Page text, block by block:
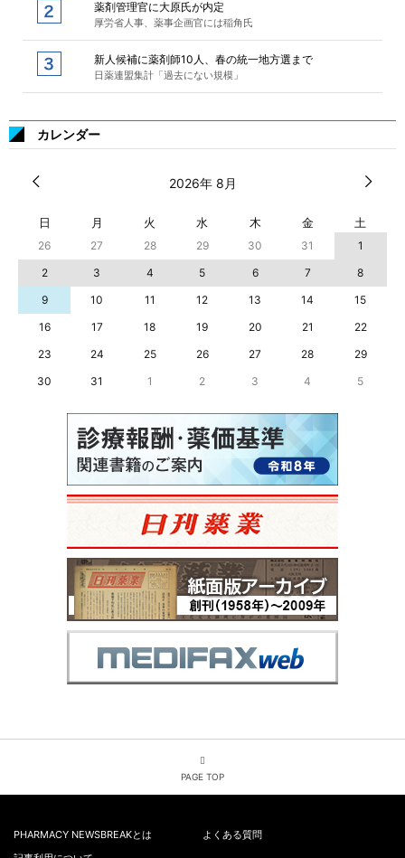
薬剤管理官に大原氏が内定
厚労省人事、薬事企画官には稲角氏
新人候補に薬剤師10人、春の統一地方選まで
日薬連盟集計「過去にない規模」
カレンダー
2026年 8月
日 月 火 水 木 金 土
26 27 28 29 30 31
1
2
3 4 5 6 7
8
9
10 11 12 13 14
15
16
17 18 19 20 21
22
23
24 25 26 27 28
29
30
31 1 2 3 4 5
PAGE TOP
PHARMACY NEWSBREAKとは
よくある質問